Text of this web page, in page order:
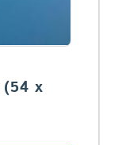
(54 x